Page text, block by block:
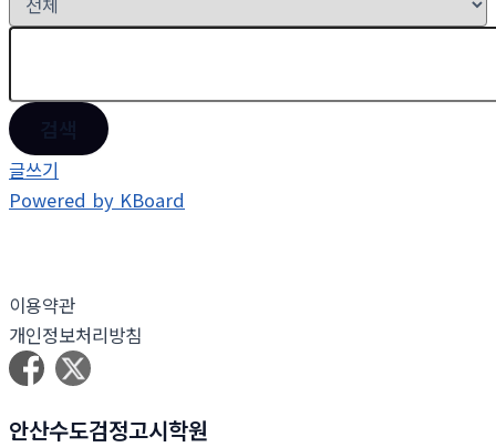
글쓰기
Powered by KBoard
이용약관
개인정보처리방침
안산수도검정고시학원